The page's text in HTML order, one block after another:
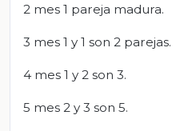
2 mes 1 pareja madura.
3 mes 1 y 1 son 2 parejas.
4 mes 1 y 2 son 3.
5 mes 2 y 3 son 5.